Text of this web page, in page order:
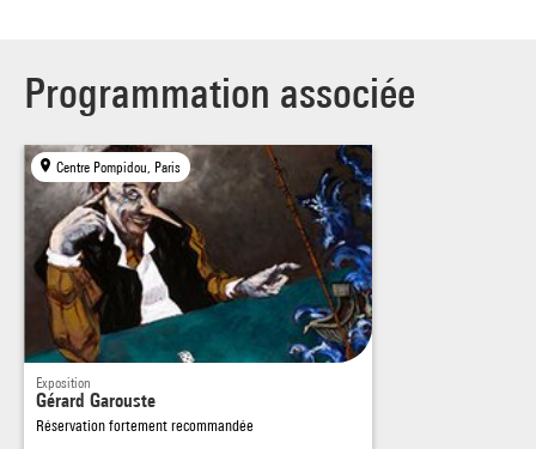
Programmation associée
Centre Pompidou, Paris
Exposition
Gérard Garouste
Réservation fortement recommandée